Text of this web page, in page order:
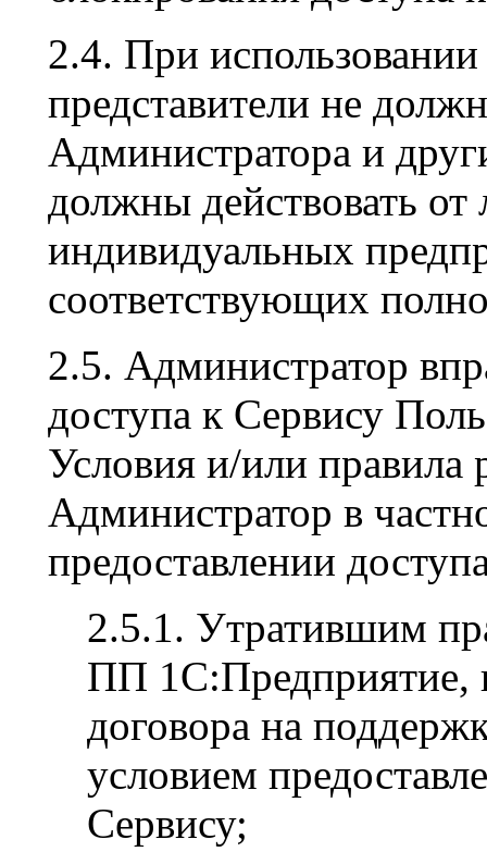
2.4. При использовании
представители не
Администратора и
должны действовать
индивидуальных
соответствующих
2.5. Администратор
доступа к Сервису
Условия и/или правила
Администратор в
предоставлении
2.5.1. Утратившим
ПП 1С:Предприятие,
договора на
условием
Сервису;